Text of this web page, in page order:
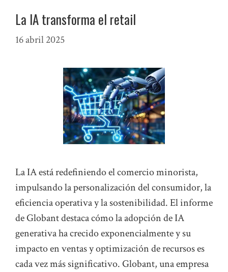
La IA transforma el retail
16 abril 2025
La IA está redefiniendo el comercio minorista,
impulsando la personalización del consumidor, la
eficiencia operativa y la sostenibilidad. El informe
de Globant destaca cómo la adopción de IA
generativa ha crecido exponencialmente y su
impacto en ventas y optimización de recursos es
cada vez más significativo. Globant, una empresa